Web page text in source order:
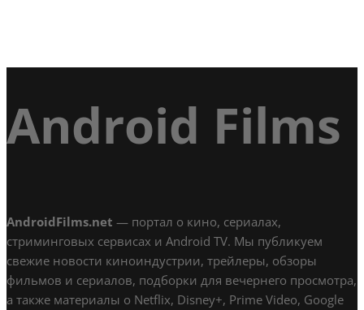
Android Films
AndroidFilms.net — портал о кино, сериалах,
стриминговых сервисах и Android TV. Мы публикуем
свежие новости киноиндустрии, трейлеры, обзоры
фильмов и сериалов, подборки для вечернего просмотра,
а также материалы о Netflix, Disney+, Prime Video, Google